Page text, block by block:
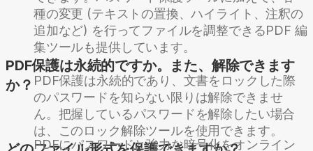
種の変更 (テキストの置換、ハイライト、注釈の
追加など) を行ってファイルを調整できるPDF 編
集ツールも提供しています。
PDF保護は永続的ですか。また、解除できます
か？ PDF保護は永続的であり、文書をロックした際
のパスワードを知らない限りは解除できませ
ん。把握しているパスワードを解除したい場合
は、このロック解除ツールを使用できます。
PDFにパスワードと強力な暗号化をオンライン